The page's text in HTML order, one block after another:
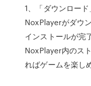
1、「ダウンロード
NoxPlayerがダウ
インストールが完
NoxPlayer内のス
ればゲームを楽し